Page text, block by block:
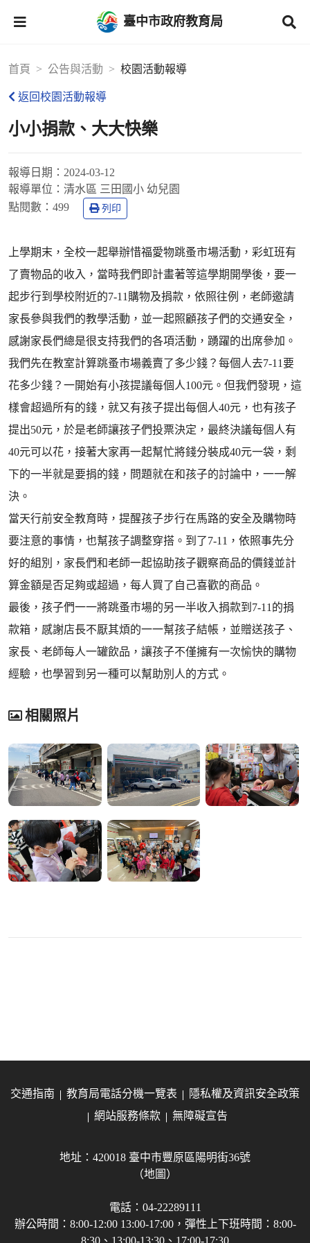
臺中市政府教育局
首頁 公告與活動 校園活動報導
返回校園活動報導
小小捐款、大大快樂
報導日期： 2024-03-12
報導單位： 清水區 三田國小 幼兒園
點閱數： 499 列印
上學期末，全校一起舉辦惜福愛物跳蚤市場活動，彩虹班有
了賣物品的收入，當時我們即計畫著等這學期開學後，要一
起步行到學校附近的7-11購物及捐款，依照往例，老師邀請
家長參與我們的教學活動，並一起照顧孩子們的交通安全，
感謝家長們總是很支持我們的各項活動，踴躍的出席參加。
我們先在教室計算跳蚤市場義賣了多少錢？每個人去7-11要
花多少錢？一開始有小孩提議每個人100元。但我們發現，這
樣會超過所有的錢，就又有孩子提出每個人40元，也有孩子
提出50元，於是老師讓孩子們投票決定，最終決議每個人有
40元可以花，接著大家再一起幫忙將錢分裝成40元一袋，剩
下的一半就是要捐的錢，問題就在和孩子的討論中，一一解
決。
當天行前安全教育時，提醒孩子步行在馬路的安全及購物時
要注意的事情，也幫孩子調整穿搭。到了7-11，依照事先分
好的組別，家長們和老師一起協助孩子觀察商品的價錢並計
算金額是否足夠或超過，每人買了自己喜歡的商品。
最後，孩子們一一將跳蚤市場的另一半收入捐款到7-11的捐
款箱，感謝店長不厭其煩的一一幫孩子結帳，並贈送孩子、
家長、老師每人一罐飲品，讓孩子不僅擁有一次愉快的購物
經驗，也學習到另一種可以幫助別人的方式。
相關照片
交通指南 教育局電話分機一覽表
隱私權及資訊安全政策
網站服務條款
無障礙宣告
地址：420018 臺中市豐原區陽明街36號
（地圖）
電話：04-22289111
辦公時間：8:00-12:00 13:00-17:00，彈性上下班時間：8:00-